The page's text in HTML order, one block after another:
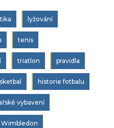
lyžování
tenis
triatlon pravidla
historie fotbalu
vybavení
Wimbledon